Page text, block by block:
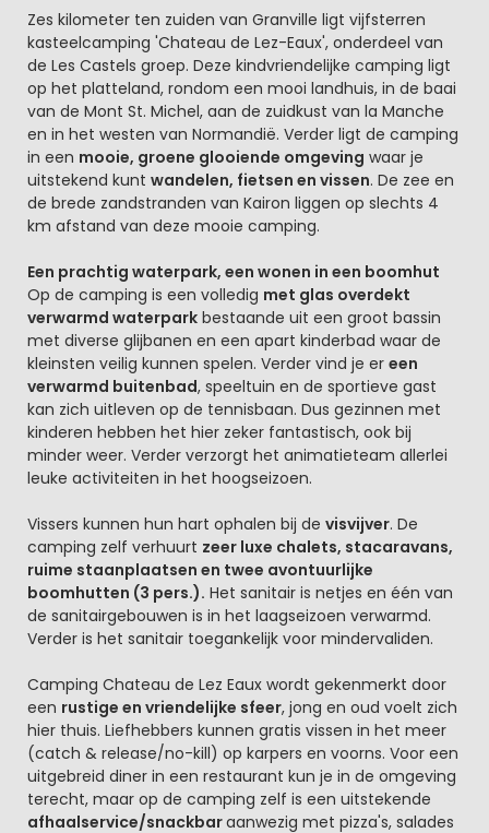
Beschrijving
Zes kilometer ten zuiden van Granville ligt vijfsterren
kasteelcamping 'Chateau de Lez-Eaux', onderdeel van
de Les Castels groep. Deze kindvriendelijke camping ligt
op het platteland, rondom een mooi landhuis, in de baai
van de Mont St. Michel, aan de zuidkust van la Manche
en in het westen van Normandië. Verder ligt de camping
in een mooie, groene glooiende omgeving waar je
uitstekend kunt wandelen, fietsen en vissen. De zee en
de brede zandstranden van Kairon liggen op slechts 4
km afstand van deze mooie camping.
Een prachtig waterpark, een wonen in een boomhut
Op de camping is een volledig met glas overdekt
verwarmd waterparkbestaande uit een groot bassin
met diverse glijbanen en een apart kinderbad waar de
kleinsten veilig kunnen spelen. Verder vind je er een
verwarmd buitenbad, speeltuin en de sportieve gast
kan zich uitleven op de tennisbaan. Dus gezinnen met
kinderen hebben het hier zeker fantastisch, ook bij
minder weer. Verder verzorgt het animatieteam allerlei
leuke activiteiten in het hoogseizoen.
Vissers kunnen hun hart ophalen bij de visvijver. De
camping zelf verhuurt zeer luxe chalets, stacaravans,
ruime staanplaatsen en twee avontuurlijke
boomhutten (3 pers.). Het sanitair is netjes en één van
de sanitairgebouwen is in het laagseizoen verwarmd.
Verder is het sanitair toegankelijk voor mindervaliden.
Camping Chateau de Lez Eaux wordt gekenmerkt door
een rustige en vriendelijke sfeer, jong en oud voelt zich
hier thuis. Liefhebbers kunnen gratis vissen in het meer
(catch & release/no-kill) op karpers en voorns. Voor een
uitgebreid diner in een restaurant kun je in de omgeving
terecht, maar op de camping zelf is een uitstekende
afhaalservice/snackbaraanwezig met pizza's, salades